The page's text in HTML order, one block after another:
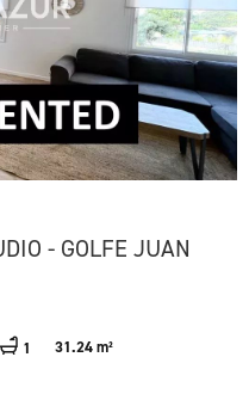
- GOLFE JUAN
1 31.24 m²